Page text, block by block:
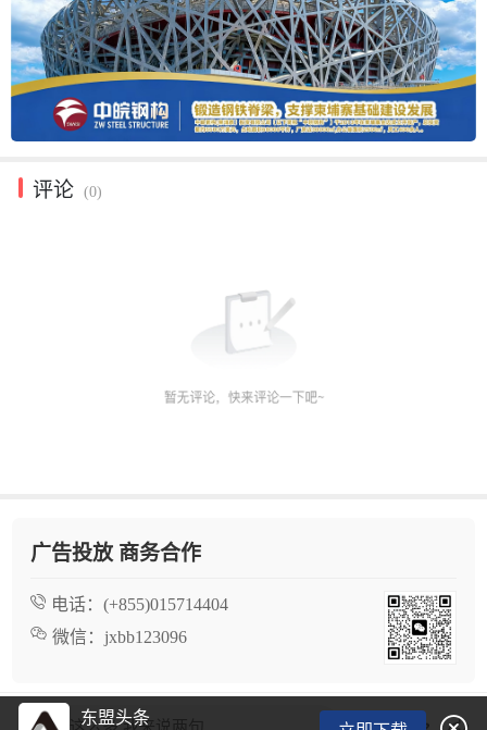
评论 (0)
广告投放 商务合作
电话： (+855)015714404
微信： jxbb123096
东盟头条